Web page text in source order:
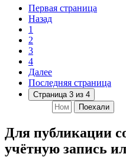
Первая страница
Назад
1
2
3
4
Далее
Последняя страница
Страница 3 из 4
Поехали
Для публикации
учётную запись